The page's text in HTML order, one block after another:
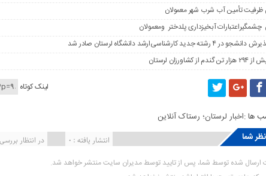
ظرفیت تأمین آب شرب شهر معمولان
چشمگیراعتبارات آبخیزداری پلدختر ومعمولان
رشته جدید کارشناسی‌ارشد دانشگاه لرستان صادر شد
کشاورزان لرستان
لینک کوتاه
ها :اخبار لرستان؛ رستاک آنلاین
شما
در انتظار بررسی انتشار یافته : ۰
ارسال شده توسط شما، پس از تایید توسط مدیران سایت منتشر خواهد شد.